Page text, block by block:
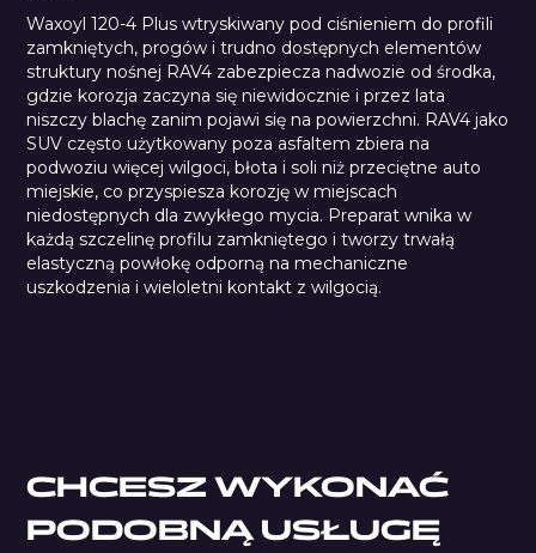
Waxoyl 120-4 Plus wtryskiwany pod ciśnieniem do profili
zamkniętych, progów i trudno dostępnych elementów
struktury nośnej RAV4 zabezpiecza nadwozie od środka,
gdzie korozja zaczyna się niewidocznie i przez lata
niszczy blachę zanim pojawi się na powierzchni. RAV4 jako
SUV często użytkowany poza asfaltem zbiera na
podwoziu więcej wilgoci, błota i soli niż przeciętne auto
miejskie, co przyspiesza korozję w miejscach
niedostępnych dla zwykłego mycia. Preparat wnika w
każdą szczelinę profilu zamkniętego i tworzy trwałą
elastyczną powłokę odporną na mechaniczne
uszkodzenia i wieloletni kontakt z wilgocią.
CHCESZ WYKONAĆ
PODOBNĄ USŁUGĘ